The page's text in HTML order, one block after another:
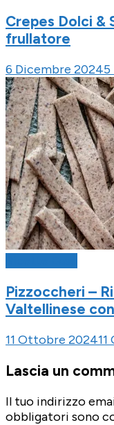
Crepes Dolci &
frullatore
6 Dicembre 20245
Pizzoccheri –
Valtellinese
11 Ottobre 2024
Lascia un
Il tuo indirizzo
obbligatori sono